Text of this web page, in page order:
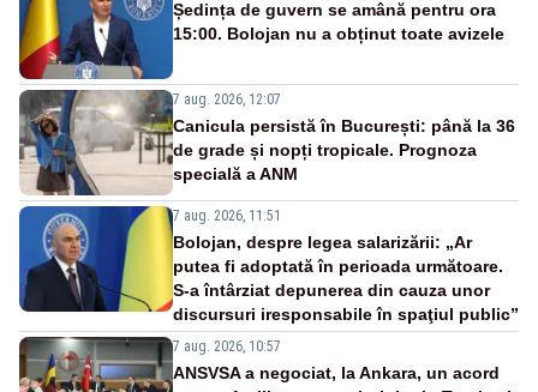
Ședința de guvern se amână pentru ora
15:00. Bolojan nu a obținut toate avizele
7 aug. 2026, 12:07
Canicula persistă în București: până la 36
de grade și nopți tropicale. Prognoza
specială a ANM
7 aug. 2026, 11:51
Bolojan, despre legea salarizării: „Ar
putea fi adoptată în perioada următoare.
S-a întârziat depunerea din cauza unor
discursuri iresponsabile în spaţiul public”
7 aug. 2026, 10:57
ANSVSA a negociat, la Ankara, un acord